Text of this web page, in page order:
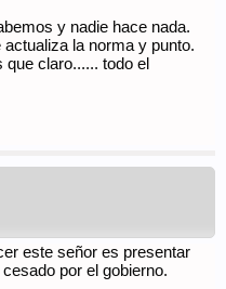
y nadie hace nada.
la norma y punto.
claro...... todo el
este señor es presentar
por el gobierno.